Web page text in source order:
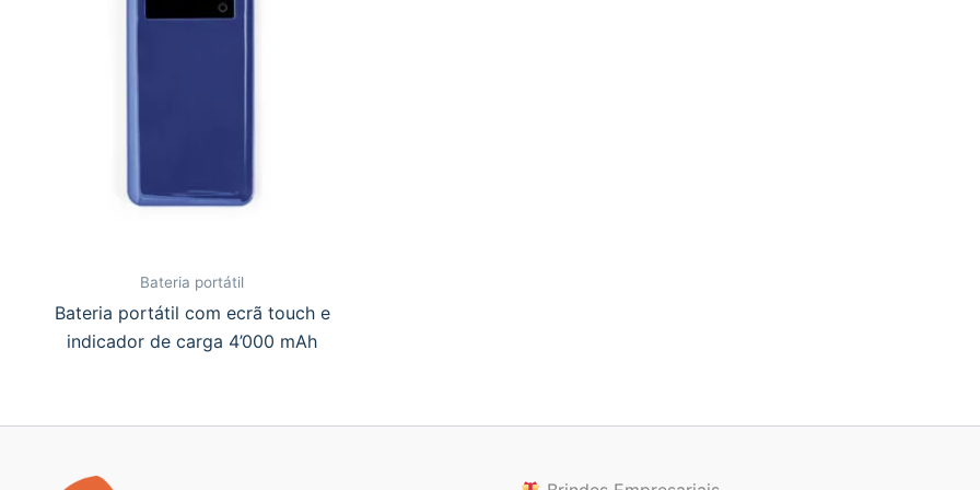
Bateria portátil
Bateria portátil com ecrã touch e
indicador de carga 4’000 mAh